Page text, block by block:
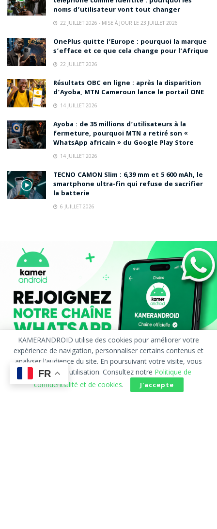
noms d’utilisateur vont tout changer
22 JUILLET 2026 - MISE À JOUR LE 23 JUILLET 2026
OnePlus quitte l’Europe : pourquoi la marque
s’efface et ce que cela change pour l’Afrique
22 JUILLET 2026
Résultats OBC en ligne : après la disparition
d’Ayoba, MTN Cameroun lance le portail ONE
14 JUILLET 2026
Ayoba : de 35 millions d’utilisateurs à la
fermeture, pourquoi MTN a retiré son «
WhatsApp africain » du Google Play Store
14 JUILLET 2026
TECNO CAMON Slim : 6,39 mm et 5 600 mAh, le
smartphone ultra-fin qui refuse de sacrifier
la batterie
6 JUILLET 2026
FR
KAMERANDROID utilise des cookies pour améliorer votre
expérience de navigation, personnaliser certains contenus et
analyser l'audience du site. En poursuivant votre visite, vous
acceptez leur utilisation. Consultez notre Politique de
confidentialité et de cookies. J'accepte